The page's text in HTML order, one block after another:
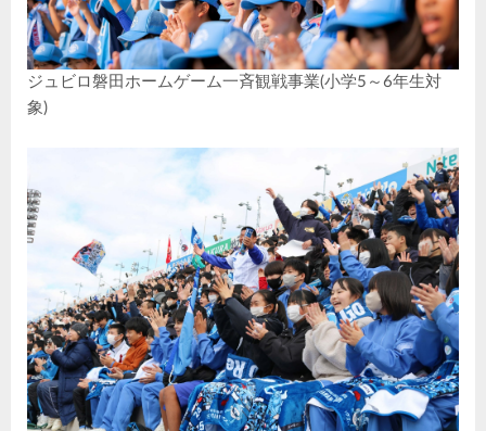
ジュビロ磐田ホームゲーム一斉観戦事業(小学5～6年生対
象)